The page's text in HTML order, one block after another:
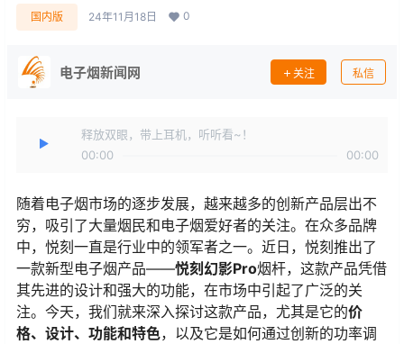
国内版 24年11月18日 0
电子烟新闻网 关注 私信
释放双眼，带上耳机，听听看~！
00:00
00:00
随着电子烟市场的逐步发展，越来越多的创新产品层出不
穷，吸引了大量烟民和电子烟爱好者的关注。在众多品牌
中，悦刻一直是行业中的领军者之一。近日，悦刻推出了
一款新型电子烟产品——悦刻幻影Pro烟杆，这款产品凭借
其先进的设计和强大的功能，在市场中引起了广泛的关
注。今天，我们就来深入探讨这款产品，尤其是它的价
格、设计、功能和特色，以及它是如何通过创新的功率调